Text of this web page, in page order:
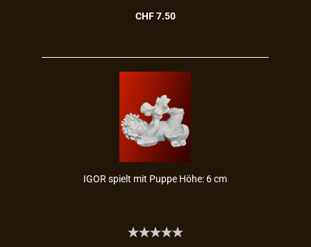
CHF 7.50
IGOR spielt mit Puppe Höhe: 6 cm